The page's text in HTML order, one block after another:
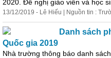
2020. Đề nghị giáo viên và học
13/12/2019 - Lê Hiếu | Nguồn tin :
Danh sách
Quốc gia 2019
Nhà trường thông báo danh